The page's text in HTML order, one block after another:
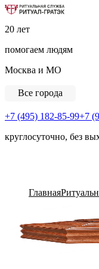
20 лет
помогаем людям
Москва и МО
Все города
+7 (495) 182-85-99+7
круглосуточно, без
Главная